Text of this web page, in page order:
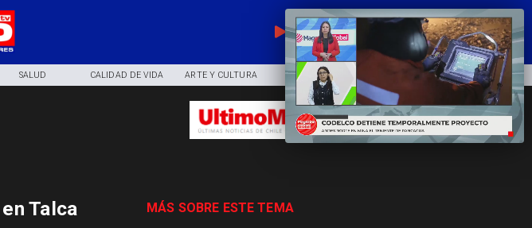
EN VIVO
SALUD CALIDAD DE VIDA ARTE Y CULTURA COMUNIDAD DEPORTES
MÁS SOBRE ESTE TEMA
Talca